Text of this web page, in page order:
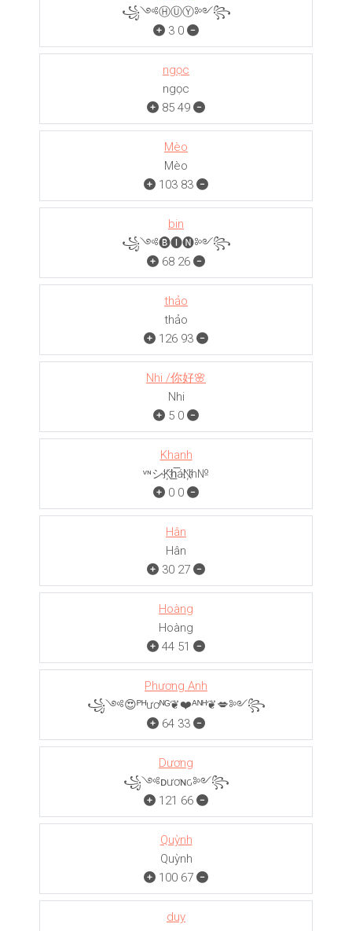
꧁༺ⒽⓊⓎ༻꧂
3 0
ngọc
ngọc
85 49
Mèo
Mèo
103 83
bin
꧁༺🅑🅘🅝༻꧂
68 26
thảo
thảo
126 93
Nhi /你好🌸
Nhi
5 0
Khanh
ᵛᶰシK҉h̲̅áN҉h№
0 0
Hân
Hân
30 27
Hoàng
Hoàng
44 51
Phương Anh
꧁༺😍ᴾᴴươᴺᴳ❦❤️ᴬᴺᴴ❦💋༻꧂
64 33
Dương
꧁༺ᴅươɴԍ༻꧂
121 66
Quỳnh
Quỳnh
100 67
duy